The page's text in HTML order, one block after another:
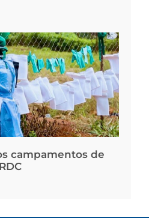
campamentos de